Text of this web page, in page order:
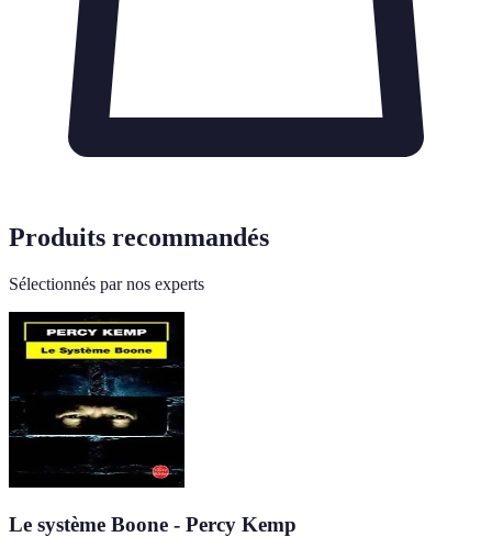
Produits recommandés
Sélectionnés par nos experts
Le système Boone - Percy Kemp